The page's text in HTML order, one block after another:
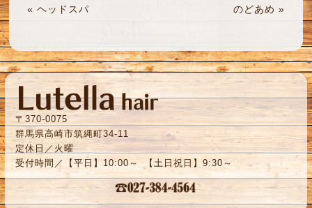
« ヘッドスパ のどあめ »
〒370-0075
群馬県高崎市筑縄町34-11
定休日／火曜
受付時間／【平日】10:00～ 【土日祝日】9:30～